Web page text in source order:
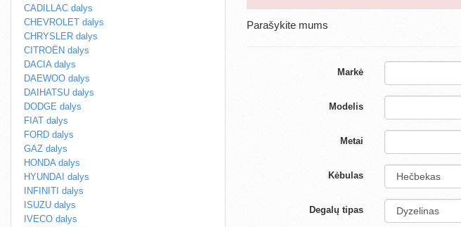
CADILLAC dalys
CHEVROLET dalys
CHRYSLER dalys
CITROËN dalys
DACIA dalys
DAEWOO dalys
DAIHATSU dalys
DODGE dalys
FIAT dalys
FORD dalys
GAZ dalys
HONDA dalys
HYUNDAI dalys
INFINITI dalys
ISUZU dalys
IVECO dalys
Parašykite mums
Markė
Modelis
Metai
Kėbulas
Degalų tipas